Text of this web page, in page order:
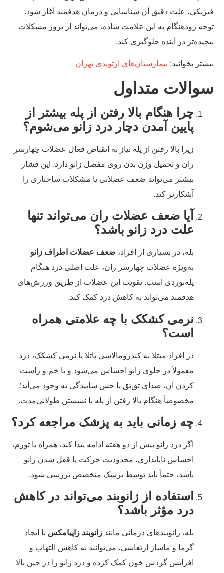
علت دقیق آن شناسایی و درمان هدفمند آغاز شود.
زودهنگام به این علامت ساده، می‌تواند از بروز مشکلات
در آینده جلوگیری کند.
بخوانید: بیمارستان‌های ارتوپدی تهران
متداول
چرا هنگام بالا رفتن از پله بیشتر از
پایین آمدن دچار درد زانو می‌شوم؟
زیرا بالا رفتن از پله نیاز به انقباض فعال عضلات چهارسر
ران و تحمیل وزن بدن روی مفصل زانو دارد. این فشار
بیشتر می‌تواند ضعف عضلانی یا مشکلات ساختاری را
آشکارتر کند.
آیا ضعف عضلات ران می‌تواند تنها
علت درد زانو باشد؟
بله، در بسیاری از افراد،ضعف عضلات اطراف زانو
به‌ویژه عضلات چهارسر ران، علت اصلی درد هنگام
پله‌نوردی است. تقویت این عضلات از طریق ورزش‌های
هدفمند می‌تواند به کاهش درد کمک کند.
نرمی کشکک با چه علامتی همراه
است؟
در افراد مبتلا به کندرومالاسی پاتلا یا نرمی کشکک، درد
معمولاً در جلوی زانو احساس می‌شود و با خم و راست
کردن آن، صدای تق‌تق یا حس ساییدگی به وجود می‌آید؛
مخصوصاً هنگام بالا رفتن از پله یا نشستن طولانی‌مدت.
چه زمانی باید به پزشک مراجعه کرد؟
اگر درد زانو بیش از دو هفته ادامه پیدا کند، همراه با تورم،
احساس ناپایداری، محدودیت حرکت یا قفل شدن زانو
باشد، حتماً باید توسط پزشک متخصص بررسی شود.
استفاده از زانوبند می‌تواند در کاهش
درد مؤثر باشد؟
بله، زانوبندهای درمانی مانندزانوبند زاپیامکسبا ایجاد
گرما و ماساژ ارتعاشی، می‌توانند به کاهش التهاب و
افزایش گردش خون کمک کرده و درد زانو را در حین بالا